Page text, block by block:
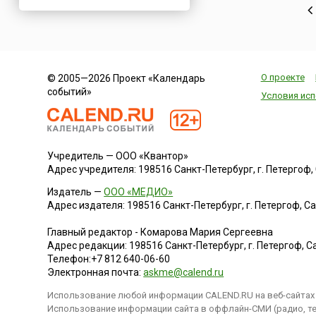
Норвегия
ОАЭ
Оман
Пакистан
Панама
Перу
Польша
Румыния
США
Саудовская Аравия
Сербия
© 2005—2026 Проект «Календарь
событий»
О проекте
Условия
Учредитель — ООО «Квантор»
Адрес учредителя: 198516 Санкт-Петербург, г.
Издатель —ООО «МЕДИО»
Адрес издателя: 198516 Санкт-Петербург, г. Петергоф,
Главный редактор - Комарова Мария Сергеевна
Адрес редакции: 198516 Санкт-Петербург, г. Петергоф,
Телефон:+7 812 640-06-60
Электронная почта:askme@calend.ru
Использование любой информации CALEND.RU на веб-
Использование информации сайта в оффлайн-СМИ (радио,